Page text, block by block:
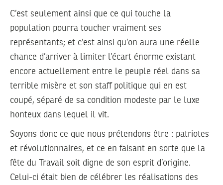
C’est seulement ainsi que ce qui touche la
population pourra toucher vraiment ses
représentants; et c’est ainsi qu’on aura une réelle
chance d’arriver à limiter l’écart énorme existant
encore actuellement entre le peuple réel dans sa
terrible misère et son staff politique qui en est
coupé, séparé de sa condition modeste par le luxe
honteux dans lequel il vit.
Soyons donc ce que nous prétendons être : patriotes
et révolutionnaires, et ce en faisant en sorte que la
fête du Travail soit digne de son esprit d’origine.
Celui-ci était bien de célébrer les réalisations des